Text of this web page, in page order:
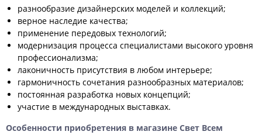
разнообразие дизайнерских моделей и коллекций;
верное наследие качества;
применение передовых технологий;
модернизация процесса специалистами высокого уровня
профессионализма;
лаконичность присутствия в любом интерьере;
гармоничность сочетания разнообразных материалов;
постоянная разработка новых концепций;
участие в международных выставках.
Особенности приобретения в магазине Свет Всем